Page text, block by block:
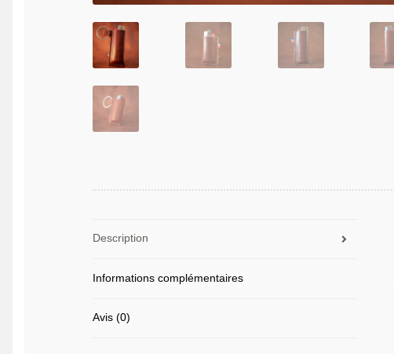
Description
Informations complémentaires
Avis (0)